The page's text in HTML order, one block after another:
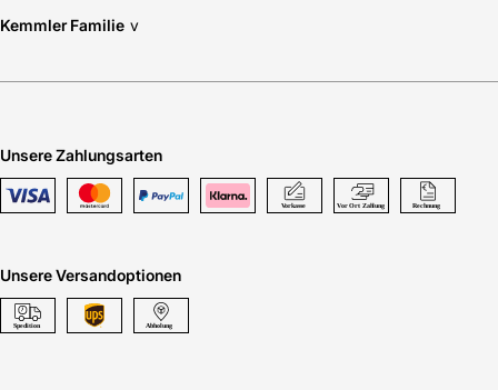
Kemmler Familie v
Unsere Zahlungsarten
Unsere Versandoptionen